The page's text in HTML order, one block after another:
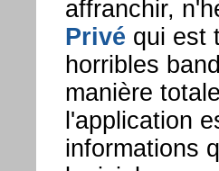
affranchir,
Privé qui est
horribles
manière
l'application
informations